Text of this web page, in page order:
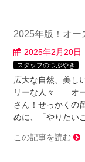
2025年版！オー
2025年2月20日
スタッフのつぶやき
広大な自然、美し
リーな人々——オ
さん！せっかくの
めに、「やりたい
この記事を読む